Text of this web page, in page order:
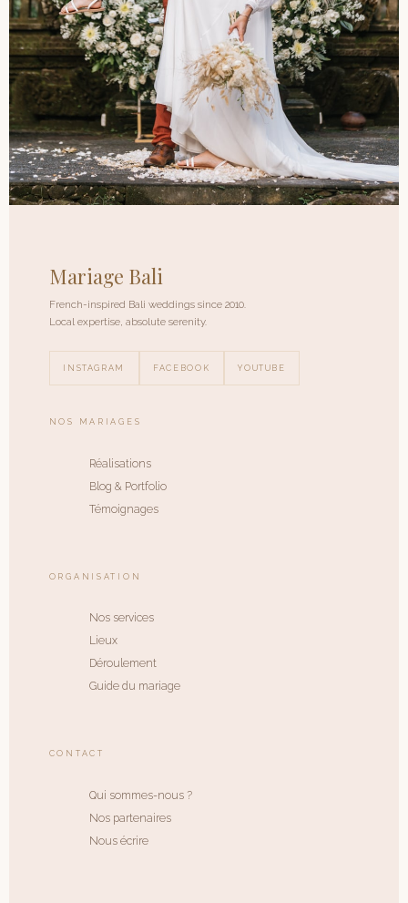
Mariage Bali
French-inspired Bali weddings since 2010.
Local expertise, absolute serenity.
INSTAGRAM FACEBOOK YOUTUBE
NOS MARIAGES
Réalisations
Blog & Portfolio
Témoignages
ORGANISATION
Nos services
Lieux
Déroulement
Guide du mariage
CONTACT
Qui sommes-nous ?
Nos partenaires
Nous écrire